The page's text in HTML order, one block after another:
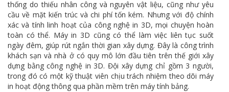
thống do thiếu nhân công và nguyên vật liệu, cũng như yêu
cầu về mặt kiến trúc và chi phí tốn kém. Nhưng với độ chính
xác và tính linh hoạt của công nghệ in 3D, mọi chuyện hoàn
toàn có thể. Máy in 3D cũng có thể làm việc liên tục suốt
ngày đêm, giúp rút ngắn thời gian xây dựng. Đây là công trình
khách sạn và nhà ở có quy mô lớn đầu tiên trên thế giới xây
dựng bằng công nghệ in 3D. Đội xây dựng chỉ gồm 3 người,
trong đó có một kỹ thuật viên chịu trách nhiệm theo dõi máy
in hoạt động thông qua phần mềm trên máy tính bảng.